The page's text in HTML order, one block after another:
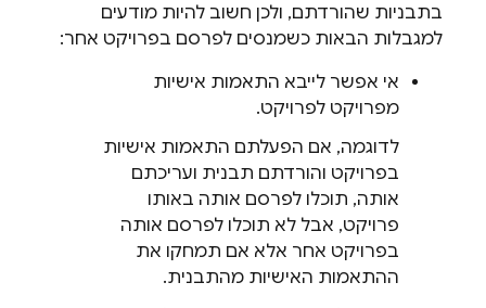
בתבניות שהורדתם, ולכן חשוב להיות מודעים
למגבלות הבאות כשמנסים לפרסם בפרויקט אחר:
אי אפשר לייבא התאמות אישיות
מפרויקט לפרויקט.
לדוגמה, אם הפעלתם התאמות אישיות
בפרויקט והורדתם תבנית ועריכתם
אותה, תוכלו לפרסם אותה באותו
פרויקט, אבל לא תוכלו לפרסם אותה
בפרויקט אחר אלא אם תמחקו את
ההתאמות האישיות מהתבנית.